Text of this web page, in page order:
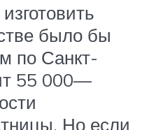
было бы
по Санкт-
55 000—
Но если